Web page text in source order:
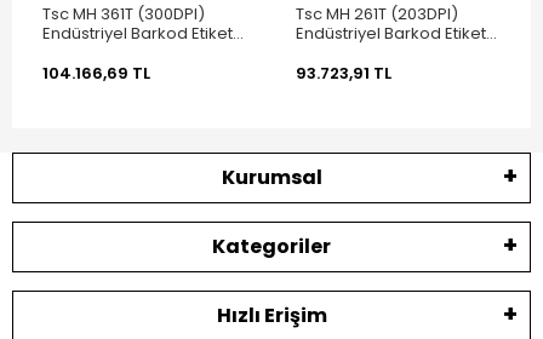
Tsc MH 361T (300DPI)
Endüstriyel Barkod Etiket
104.166,69 TL
Tsc MH 261T (203DPI)
Endüstriyel Barkod Etiket
93.723,91 TL
Kurumsal
Kategoriler
Hızlı Erişim